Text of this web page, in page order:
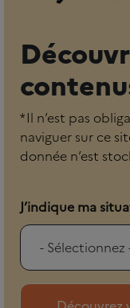
* Il n’est pas
naviguer sur ce
donnée n’est
J’indique ma